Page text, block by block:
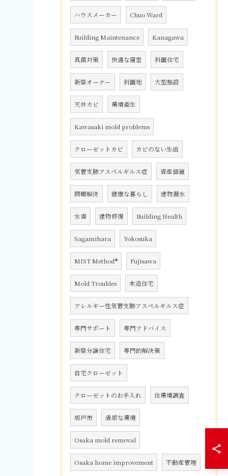
ハウスメーカー Chuo Ward
Building Maintenance Kanagawa
真菌対策 快適な寝室 斜面住宅
新築オーナー 斜面地 大型施設
天井カビ 環境衛生
Kawasaki mold problems
クローゼットカビ カビのない生活
気管支肺アスペルギルス症 資産価値
問題解決 健康な暮らし 建物漏水
水害 建物修復 Building Health
Sagamihara Yokosuka
MIST Method® Fujisawa
Mold Troubles 木造住宅
アレルギー性気管支肺アスペルギルス症
専門サポート 専門アドバイス
新築分譲住宅 専門的解決策
自宅クローゼット
クローゼットのお手入れ 住環境調査
坂戸市 清潔な環境
Osaka mold removal
Osaka home improvement 不動産管理